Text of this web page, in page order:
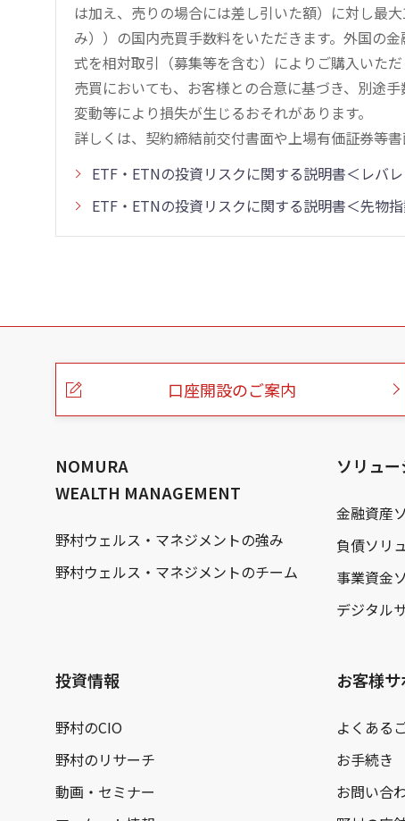
は加え、売りの場合には差し引いた額）に対し最
み））の国内売買手数料をいただきます。外国の
式を相対取引（募集等を含む）によりご購入いた
売買においても、お客様との合意に基づき、別途
変動等により損失が生じるおそれがあります。
詳しくは、契約締結前交付書面や上場有価証券等
ETF・ETNの投資リスクに関する説明書＜レバ
ETF・ETNの投資リスクに関する説明書＜先物
こ
口座開設のご案内
NOMURA
WEALTH MANAGEMENT
野村ウェルス・マネジメントの強み
野村ウェルス・マネジメントのチーム
ソリュ
金融資産
負債ソリ
事業資金
デジタル
投資情報
野村のCIO
野村のリサーチ
動画・セミナー
お客様
よくある
お手続き
お問い合